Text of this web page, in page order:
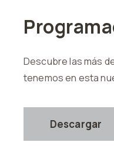
Descubre las más
tenemos en esta
Descargar